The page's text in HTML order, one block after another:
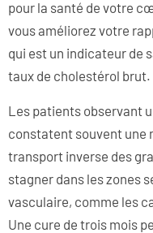
pour la santé de votre
vous améliorez votre
qui est un indicateur de
taux de cholestérol brut.
Les patients observant
constatent souvent une
transport inverse des
stagner dans les zones
vasculaire, comme les
Une cure de trois mois